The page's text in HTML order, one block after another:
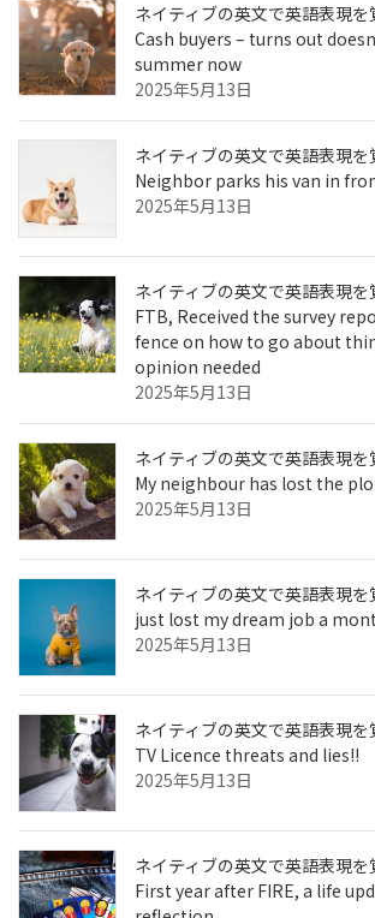
ネイティブの英文で英語表現
Cash buyers – turns out
summer now
2025年5月13日
ネイティブの英文で英語表現
Neighbor parks his van in
2025年5月13日
ネイティブの英文で英語表現
FTB, Received the survey
fence on how to go about
opinion needed
2025年5月13日
ネイティブの英文で英語表現
My neighbour has lost the
2025年5月13日
ネイティブの英文で英語表現
just lost my dream job a
2025年5月13日
ネイティブの英文で英語表現
TV Licence threats and lies!!
2025年5月13日
ネイティブの英文で英語表現
First year after FIRE, a life